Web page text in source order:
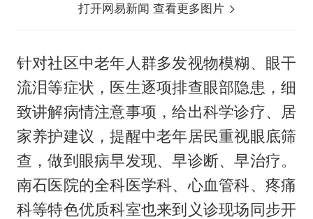
打开网易新闻 查看更多图片
针对社区中老年人群多发视物模糊、眼干
流泪等症状，医生逐项排查眼部隐患，细
致讲解病情注意事项，给出科学诊疗、居
家养护建议，提醒中老年居民重视眼底筛
查，做到眼病早发现、早诊断、早治疗。
南石医院的全科医学科、心血管科、疼痛
科等特色优质科室也来到义诊现场同步开